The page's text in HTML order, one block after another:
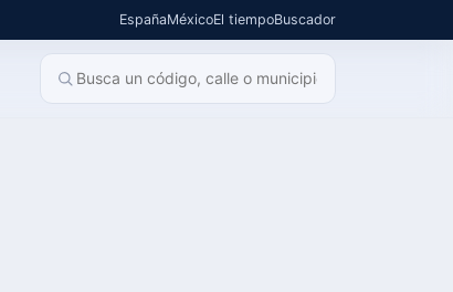
EspañaMéxicoEl tiempoBuscador